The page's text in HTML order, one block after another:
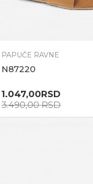
PAPUČE RAVNE
N87220
1.047,00RSD
3.490,00RSD